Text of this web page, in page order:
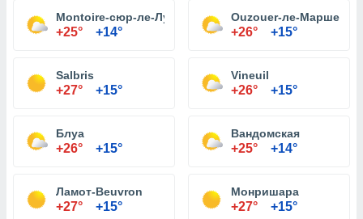
Montoire-сюр-ле-Луар
+25° +14°
Ouzouer-ле-Марше
+26° +15°
Salbris
+27° +15°
Vineuil
+26° +15°
Блуа
+26° +15°
Вандомская
+25° +14°
Ламот-Beuvron
+27° +15°
Монришара
+27° +15°